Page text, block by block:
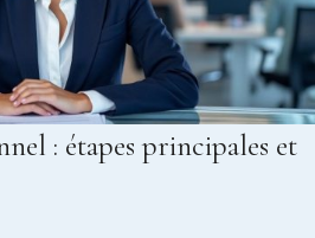
: étapes principales et